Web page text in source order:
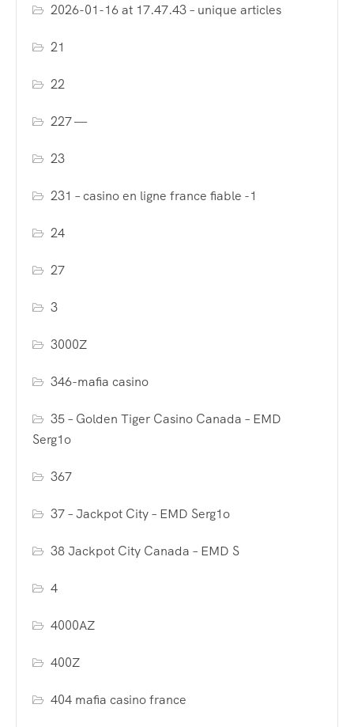
2026-01-16 at 17.47.43 – unique articles
21
22
227 —
23
231 – casino en ligne france fiable -1
24
27
3
3000Z
346-mafia casino
35 – Golden Tiger Casino Canada – EMD
Serg1o
367
37 – Jackpot City – EMD Serg1o
38 Jackpot City Canada – EMD S
4
4000AZ
400Z
404 mafia casino france